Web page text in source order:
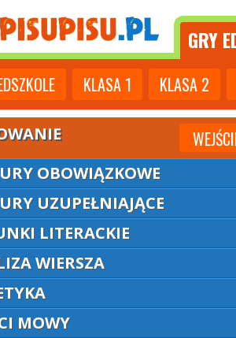
GRY
KLASA 1 KLASA 2
OBOWIĄZKOWE
UZUPEŁNIAJĄCE
LITERACKIE
WIERSZA
MOWY